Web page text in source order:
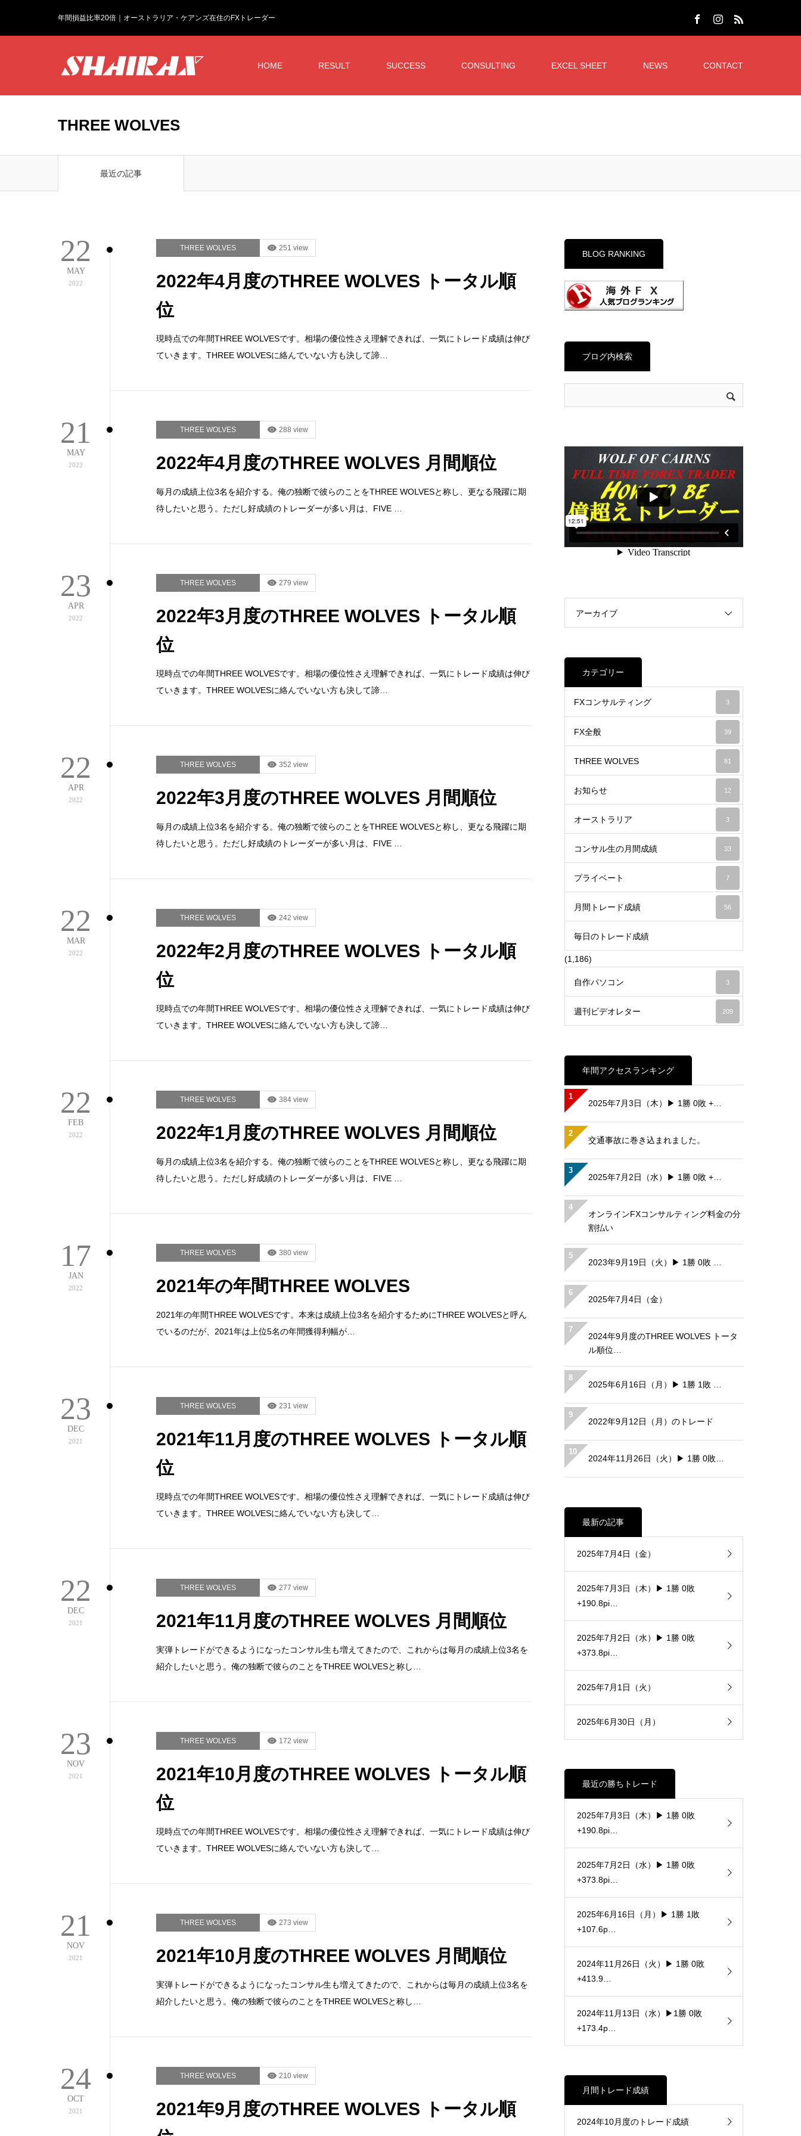
年間損益比率20倍｜オーストラリア・ケアンズ在住のFXトレーダー
HOME RESULT SUCCESS CONSULTING EXCEL SHEET NEWS CONTACT
THREE WOLVES
最近の記事
22
MAY
2022
THREE WOLVES 251 view
2022年4月度のTHREE WOLVES トータル順
位
現時点での年間THREE WOLVESです。相場の優位性さえ理解できれば、一気にトレード成績は伸び
ていきます。THREE WOLVESに絡んでいない方も決して諦…
21
MAY
2022
THREE WOLVES 288 view
2022年4月度のTHREE WOLVES 月間順位
毎月の成績上位3名を紹介する。俺の独断で彼らのことをTHREE WOLVESと称し、更なる飛躍に期
待したいと思う。ただし好成績のトレーダーが多い月は、FIVE …
23
APR
2022
THREE WOLVES 279 view
2022年3月度のTHREE WOLVES トータル順
位
現時点での年間THREE WOLVESです。相場の優位性さえ理解できれば、一気にトレード成績は伸び
ていきます。THREE WOLVESに絡んでいない方も決して諦…
22
APR
2022
THREE WOLVES 352 view
2022年3月度のTHREE WOLVES 月間順位
毎月の成績上位3名を紹介する。俺の独断で彼らのことをTHREE WOLVESと称し、更なる飛躍に期
待したいと思う。ただし好成績のトレーダーが多い月は、FIVE …
22
MAR
2022
THREE WOLVES 242 view
2022年2月度のTHREE WOLVES トータル順
位
現時点での年間THREE WOLVESです。相場の優位性さえ理解できれば、一気にトレード成績は伸び
ていきます。THREE WOLVESに絡んでいない方も決して諦…
22
FEB
2022
THREE WOLVES 384 view
2022年1月度のTHREE WOLVES 月間順位
毎月の成績上位3名を紹介する。俺の独断で彼らのことをTHREE WOLVESと称し、更なる飛躍に期
待したいと思う。ただし好成績のトレーダーが多い月は、FIVE …
17
JAN
2022
THREE WOLVES 380 view
2021年の年間THREE WOLVES
2021年の年間THREE WOLVESです。本来は成績上位3名を紹介するためにTHREE WOLVESと呼ん
でいるのだが、2021年は上位5名の年間獲得利幅が…
23
DEC
2021
THREE WOLVES 231 view
2021年11月度のTHREE WOLVES トータル順
位
現時点での年間THREE WOLVESです。相場の優位性さえ理解できれば、一気にトレード成績は伸び
ていきます。THREE WOLVESに絡んでいない方も決して…
22
DEC
2021
THREE WOLVES 277 view
2021年11月度のTHREE WOLVES 月間順位
実弾トレードができるようになったコンサル生も増えてきたので、これからは毎月の成績上位3名を
紹介したいと思う。俺の独断で彼らのことをTHREE WOLVESと称し…
23
NOV
2021
THREE WOLVES 172 view
2021年10月度のTHREE WOLVES トータル順
位
現時点での年間THREE WOLVESです。相場の優位性さえ理解できれば、一気にトレード成績は伸び
ていきます。THREE WOLVESに絡んでいない方も決して…
21
NOV
2021
THREE WOLVES 273 view
2021年10月度のTHREE WOLVES 月間順位
実弾トレードができるようになったコンサル生も増えてきたので、これからは毎月の成績上位3名を
紹介したいと思う。俺の独断で彼らのことをTHREE WOLVESと称し…
24
OCT
2021
THREE WOLVES 210 view
2021年9月度のTHREE WOLVES トータル順
BLOG RANKING
ブログ内検索
アーカイブ
カテゴリー
FXコンサルティング 3
FX全般 39
THREE WOLVES 81
お知らせ 12
オーストラリア 3
コンサル生の月間成績 33
プライベート 7
月間トレード成績 56
毎日のトレード成績
(1,186)
自作パソコン 3
週刊ビデオレター 209
年間アクセスランキング
1
2025年7月3日（木）▶ 1勝 0敗 +…
2
交通事故に巻き込まれました。
3
2025年7月2日（水）▶ 1勝 0敗 +…
4
オンラインFXコンサルティング料金の分
割払い
5
2023年9月19日（火）▶ 1勝 0敗 …
6
2025年7月4日（金）
7
2024年9月度のTHREE WOLVES トータ
ル順位…
8
2025年6月16日（月）▶ 1勝 1敗 …
9
2022年9月12日（月）のトレード
10
2024年11月26日（火）▶ 1勝 0敗…
最新の記事
2025年7月4日（金）
2025年7月3日（木）▶ 1勝 0敗
+190.8pi…
2025年7月2日（水）▶ 1勝 0敗
+373.8pi…
2025年7月1日（火）
2025年6月30日（月）
最近の勝ちトレード
2025年7月3日（木）▶ 1勝 0敗
+190.8pi…
2025年7月2日（水）▶ 1勝 0敗
+373.8pi…
2025年6月16日（月）▶ 1勝 1敗
+107.6p…
2024年11月26日（火）▶ 1勝 0敗
+413.9…
2024年11月13日（水）▶1勝 0敗
+173.4p…
月間トレード成績
2024年10月度のトレード成績